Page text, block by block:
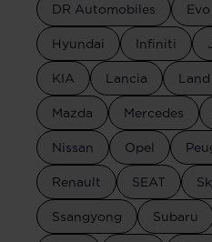
DR Automobiles Evo
Hyundai Infiniti
KIA Lancia
Mazda Mercedes
Nissan Opel
Renault SEAT
Ssangyong Subaru